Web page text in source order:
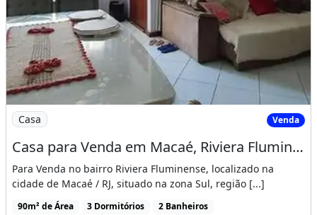
Imagem: Casa para Venda em Macaé, Riviera Fluminense
Casa Venda
Casa para Venda em Macaé, Riviera Fluminense, 3 Dormitórios, 1 Suíte, 2 Banheiros, 1
Para Venda no bairro Riviera Fluminense, localizado na
cidade de Macaé / RJ, situado na zona Sul, região [...]
90m² de Área 3 Dormitórios 2 Banheiros